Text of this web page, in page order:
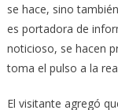
se hace, sino
es portadora de
noticioso, se hacen
toma el pulso a la
El visitante agregó